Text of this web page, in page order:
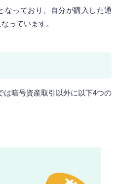
なっており、自分が購入した通
っています。
は暗号資産取引以外に以下4つの